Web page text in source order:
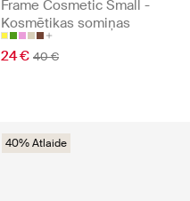
Frame Cosmetic Small -
Kosmētikas somiņas
24 € 40 €
40% Atlaide